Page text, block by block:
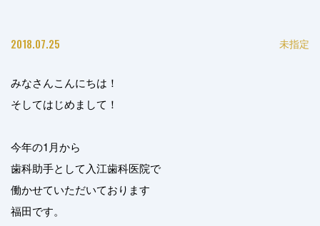
2018.07.25 未指定
みなさんこんにちは！
そしてはじめまして！
今年の1月から
歯科助手として入江歯科医院で
働かせていただいております
福田です。